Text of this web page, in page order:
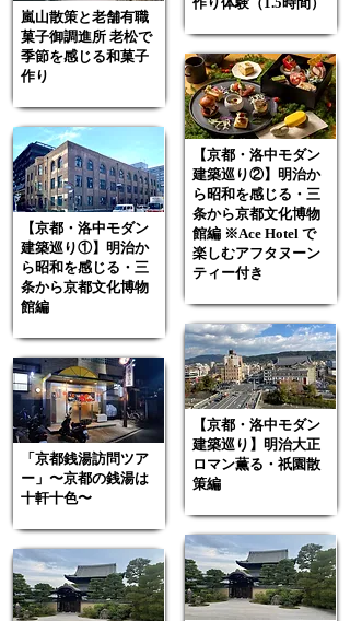
嵐⼭散策と⽼舗有職
菓⼦御調進所 ⽼松で
季節を感じる和菓⼦
作り
【京都・洛中モダン
建築巡り①】明治か
ら昭和を感じる・三
条から京都文化博物
館編
「京都銭湯訪問ツア
ー」〜京都の銭湯は
十軒十色〜
【京都・洛中モダン
建築巡り②】明治か
ら昭和を感じる・三
条から京都文化博物
館編 ※Ace Hotel で
楽しむアフタヌーン
ティー付き
【京都・洛中モダン
建築巡り】明治⼤正
ロマン薫る・祇園散
策編